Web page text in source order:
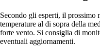
Secondo gli esperti, il prossimo
temperature al di sopra della
forte vento. Si consiglia di
eventuali aggiornamenti.